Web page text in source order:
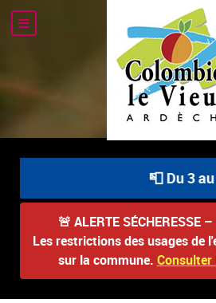
📮 Du 3
🚨 ALERTE SÉCHERESSE
Les restrictions des usages de
sur la commune.